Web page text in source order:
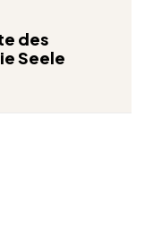
des
Seele